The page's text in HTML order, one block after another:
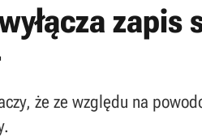
że ze względu na